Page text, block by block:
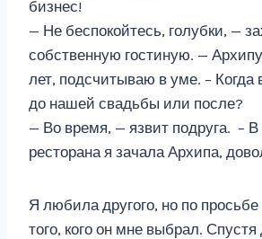
бизнес!
— Не беспокойтесь, голубки, —
собственную гостиную. —
лет, подсчитываю в уме. – Когда
до нашей свадьбы или после?
— Во время, — язвит подруга. – В
ресторана я зачала Архипа,
Я любила другого, но по
того, кого он мне выбрал.